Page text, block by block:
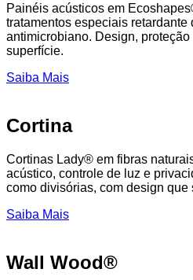
Painéis acústicos em
tratamentos especiais
antimicrobiano. Design,
superfície.
Saiba Mais
Cortina
Cortinas Lady® em fibras
acústico, controle de luz e
como divisórias, com design que
Saiba Mais
Wall Wood®